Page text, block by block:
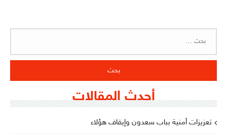
أحدث المقالات
تعزيزات أمنية بباب سعدون وإيقاف هؤلاء